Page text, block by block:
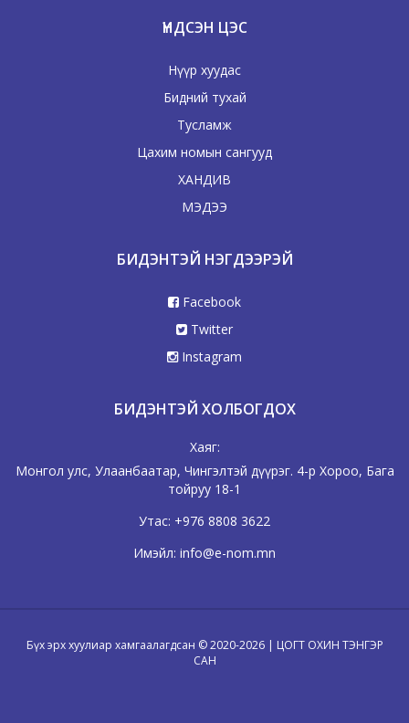
ҮНДСЭН ЦЭС
Нүүр хуудас
Бидний тухай
Тусламж
Цахим номын сангууд
ХАНДИВ
МЭДЭЭ
БИДЭНТЭЙ НЭГДЭЭРЭЙ
Facebook
Twitter
Instagram
БИДЭНТЭЙ ХОЛБОГДОХ
Хаяг:
Монгол улс, Улаанбаатар, Чингэлтэй дүүрэг. 4-р Хороо, Бага
тойруу 18-1
Утас: +976 8808 3622
Имэйл: info@e-nom.mn
Бүх эрх хуулиар хамгаалагдсан © 2020-2026 | ЦОГТ ОХИН ТЭНГЭР
САН